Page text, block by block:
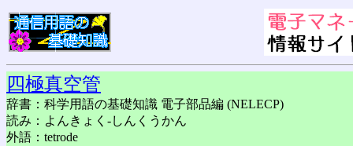
四極真空管
辞書：科学用語の基礎知識 電子部品編 (NELECP)
読み：よんきょく-しんくうかん
外語：tetrode